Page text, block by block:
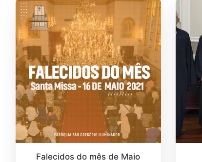
Falecidos do mês de Maio